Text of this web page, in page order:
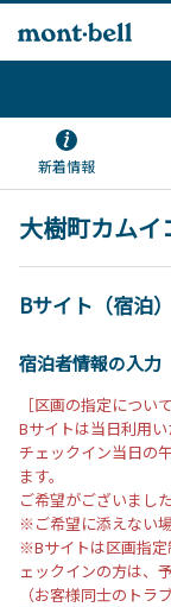
新着情報
大樹町カム
Bサイト（宿泊）
宿泊者情報の入力
［区画の指定について
Bサイトは当日利用い
チェックイン当日の
ます。
ご希望がございまし
※ご希望に添えない
※Bサイトは区画指定
ェックインの方は、
（お客様同士のトラ